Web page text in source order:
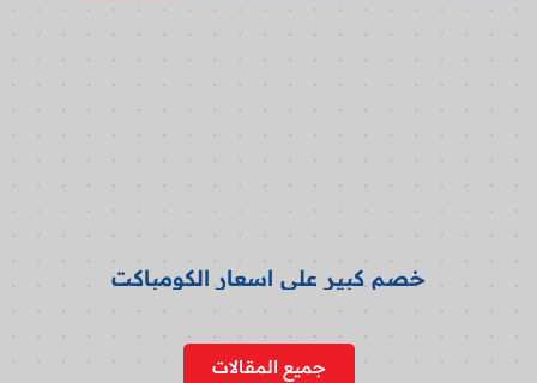
خصم كبير على اسعار الكومباكت
جميع المقالات